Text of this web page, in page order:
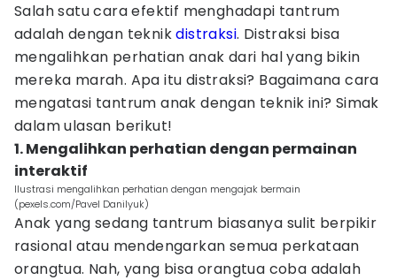
Salah satu cara efektif menghadapi tantrum
adalah dengan teknikdistraksi. Distraksi bisa
mengalihkan perhatian anak dari hal yang bikin
mereka marah. Apa itu distraksi? Bagaimana cara
mengatasi tantrum anak dengan teknik ini? Simak
dalam ulasan berikut!
1. Mengalihkan perhatian dengan permainan
interaktif
Ilustrasi mengalihkan perhatian dengan mengajak bermain
(pexels.com/Pavel Danilyuk)
Anak yang sedang tantrum biasanya sulit berpikir
rasional atau mendengarkan semua perkataan
orangtua. Nah, yang bisa orangtua coba adalah